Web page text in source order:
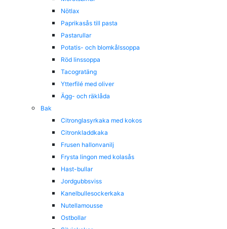
Nötlax
Paprikasås till pasta
Pastarullar
Potatis- och blomkålssoppa
Röd linssoppa
Tacogratäng
Ytterfilé med oliver
Ägg- och räklåda
Bak
Citronglasyrkaka med kokos
Citronkladdkaka
Frusen hallonvanilj
Frysta lingon med kolasås
Hast-bullar
Jordgubbsviss
Kanelbullesockerkaka
Nutellamousse
Ostbollar